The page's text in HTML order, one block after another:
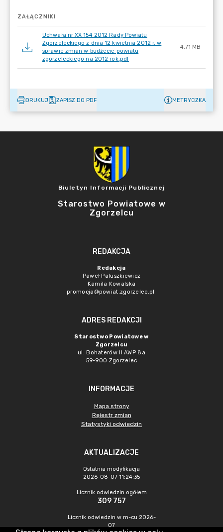
ZAŁĄCZNIKI
Uchwała nr XX 154 2012 Rady Powiatu
Zgorzeleckiego z dnia 12 kwietnia 2012 r. w
sprawie zmian w budżecie powiatu
zgorzeleckiego na 2012 rok.pdf
4.71 MB
DRUKUJ ZAPISZ DO PDF METRYCZKA
Biuletyn Informacji Publicznej
Starostwo Powiatowe w
Zgorzelcu
REDAKCJA
Redakcja
Paweł Paluszkiewicz
Kamila Kowalska
promocja@powiat.zgorzelec.pl
ADRES REDAKCJI
Starostwo Powiatowe w
Zgorzelcu
ul. Bohaterów II AWP 8a
59-900 Zgorzelec
INFORMACJE
Mapa strony
Rejestr zmian
Statystyki odwiedzin
AKTUALIZACJE
Ostatnia modyfikacja
2026-08-07 11:24:35
Licznik odwiedzin ogółem
309 757
Licznik odwiedzin w m-cu 2026-
07